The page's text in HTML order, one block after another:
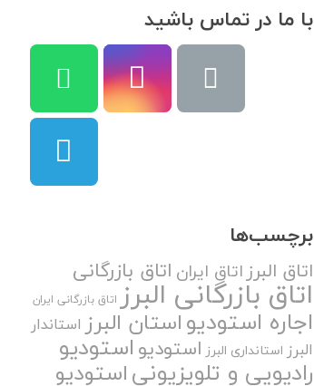
با ما در تماس باشید
برچسب‌ها
اتاق البرزاتاق ایران اتاق بازرگانی
اتاق بازرگانی البرز اتاق بازرگانی ایران
اجاره استودیواستان البرز استاندار
البرز استانداری البرز استودیواستودیو
رادیویی و تلویزیونیاستودیو